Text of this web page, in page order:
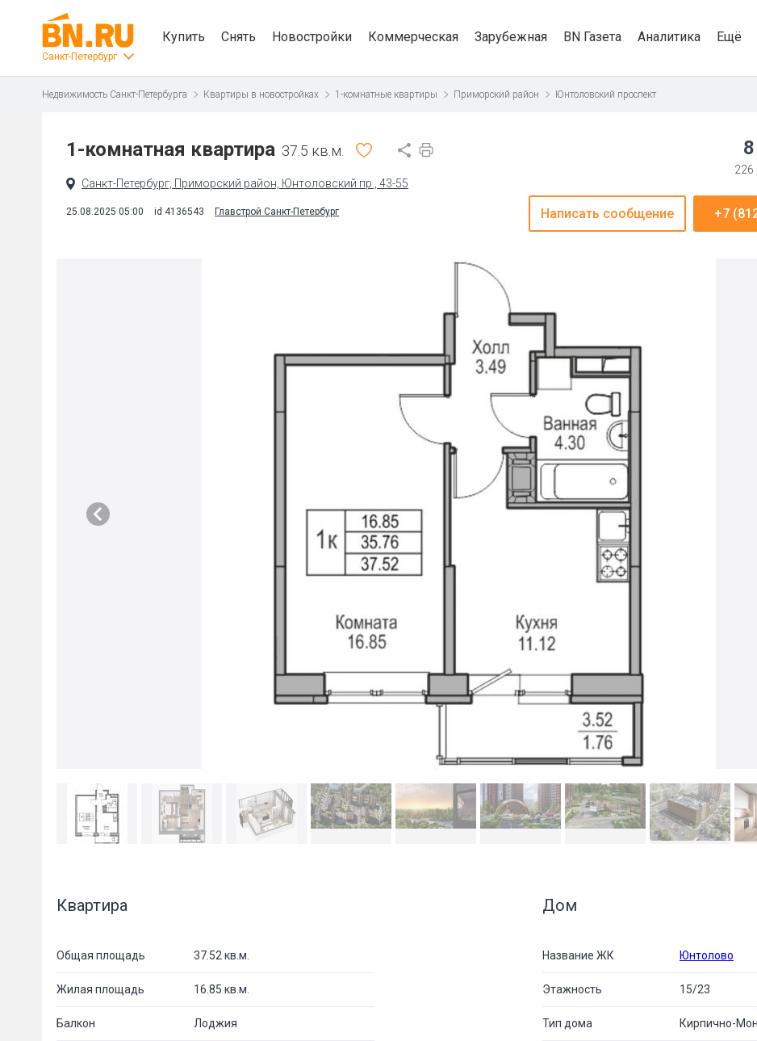
Санкт-Петербург
Купить Снять Новостройки Коммерческая Зарубежная BN Газета Аналитика Ещё
Недвижимость Санкт-Петербурга Квартиры в новостройках 1-комнатные квартиры Приморский район Юнтоловский проспект
1-комнатная квартира 37.5 кв.м.
Санкт-Петербург, Приморский район, Юнтоловский пр., 43-55
25.08.2025 05:00 id 4136543 Главстрой Санкт-Петербург Написать сообщение +7
Квартира
Общая площадь 37.52 кв.м.
Жилая площадь 16.85 кв.м.
Балкон Лоджия
Дом
Название ЖК Юнтолово
Этажность 15/23
Тип дома Кирпично-